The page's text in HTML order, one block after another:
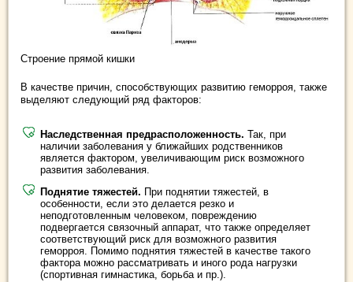
Строение прямой кишки
В качестве причин, способствующих развитию геморроя, также
выделяют следующий ряд факторов:
Наследственная предрасположенность. Так, при
наличии заболевания у ближайших родственников
является фактором, увеличивающим риск возможного
развития заболевания.
Поднятие тяжестей. При поднятии тяжестей, в
особенности, если это делается резко и
неподготовленным человеком, повреждению
подвергается связочный аппарат, что также определяет
соответствующий риск для возможного развития
геморроя. Помимо поднятия тяжестей в качестве такого
фактора можно рассматривать и иного рода нагрузки
(спортивная гимнастика, борьба и пр.).